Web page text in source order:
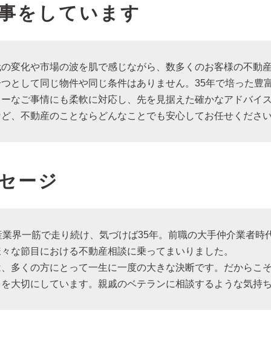
をしています
変化や市場の波を肌で感じながら、数多くのお客様の不動
として同じ物件や同じ条件はありません。35年で培った豊
なご事情にも柔軟に対応し、先を見据えた確かなアドバイ
、不動産のことならどんなことでも安心してお任せくださ
ージ
界一筋で走り続け、気づけば35年。前職の大手仲介業者時
な節目における不動産相談に乗ってまいりました。
多くの方にとって一生に一度の大きな決断です。だからこ
大切にしています。親戚のベテランに相談するような気持